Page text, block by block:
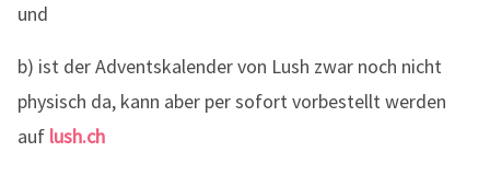
und
b) ist der Adventskalender von Lush zwar noch nicht
physisch da, kann aber per sofort vorbestellt werden
auf lush.ch